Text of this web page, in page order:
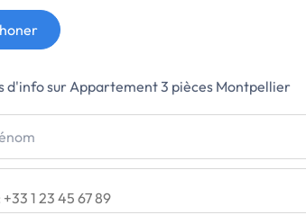
d'info sur Appartement 3 pièces Montpellier